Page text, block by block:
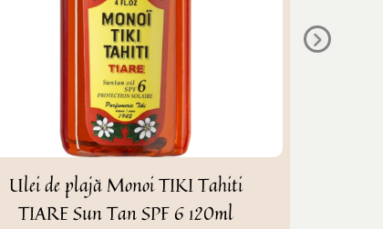
Ulei de plajă Monoi TIKI Tahiti
TIARE Sun Tan SPF 6 120ml